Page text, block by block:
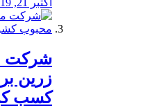
اکتبر 21, 2019
شرکت
زرین
کسب